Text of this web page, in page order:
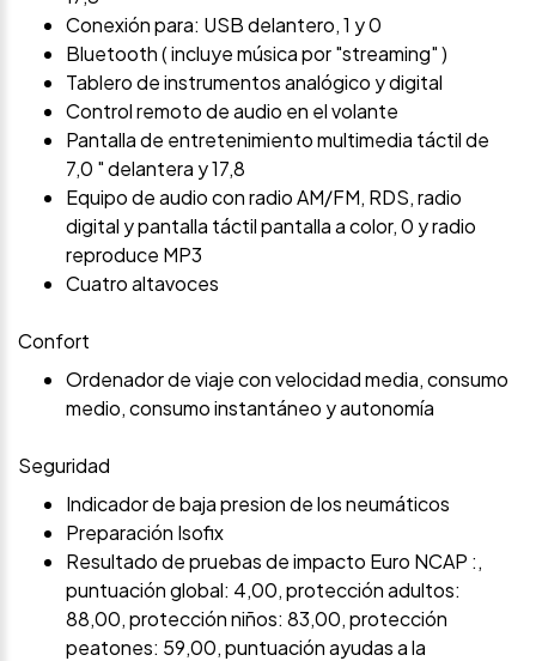
Conexión para: USB delantero, 1 y 0
Bluetooth ( incluye música por "streaming" )
Tablero de instrumentos analógico y digital
Control remoto de audio en el volante
Pantalla de entretenimiento multimedia táctil de
7,0 " delantera y 17,8
Equipo de audio con radio AM/FM, RDS, radio
digital y pantalla táctil pantalla a color, 0 y radio
reproduce MP3
Cuatro altavoces
Confort
Ordenador de viaje con velocidad media, consumo
medio, consumo instantáneo y autonomía
Seguridad
Indicador de baja presion de los neumáticos
Preparación Isofix
Resultado de pruebas de impacto Euro NCAP :,
puntuación global: 4,00, protección adultos:
88,00, protección niños: 83,00, protección
peatones: 59,00, puntuación ayudas a la